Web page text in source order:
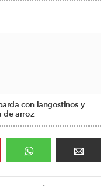
con langostinos y
de arroz